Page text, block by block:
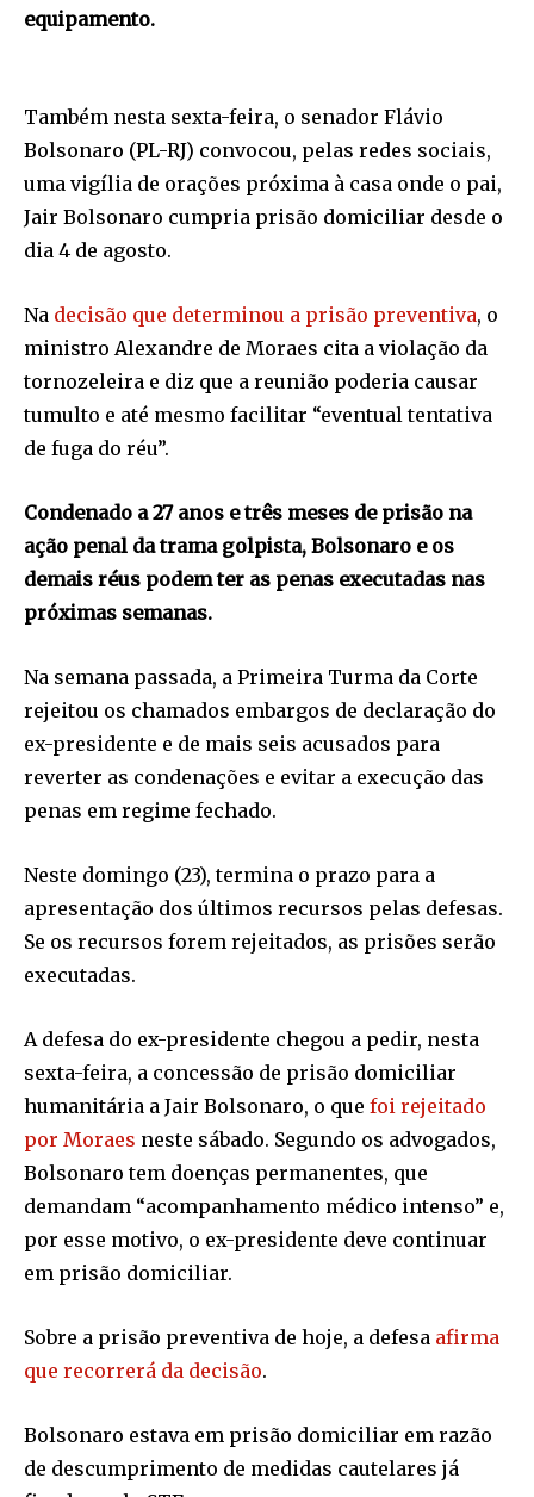
equipamento.
Também nesta sexta-feira, o senador Flávio
Bolsonaro (PL-RJ) convocou, pelas redes sociais,
uma vigília de orações próxima à casa onde o pai,
Jair Bolsonaro cumpria prisão domiciliar desde o
dia 4 de agosto.
Na decisão que determinou a prisão preventiva, o
ministro Alexandre de Moraes cita a violação da
tornozeleira e diz que a reunião poderia causar
tumulto e até mesmo facilitar “eventual tentativa
de fuga do réu”.
Condenado a 27 anos e três meses de prisão na
ação penal da trama golpista, Bolsonaro e os
demais réus podem ter as penas executadas nas
próximas semanas.
Na semana passada, a Primeira Turma da Corte
rejeitou os chamados embargos de declaração do
ex-presidente e de mais seis acusados para
reverter as condenações e evitar a execução das
penas em regime fechado.
Neste domingo (23), termina o prazo para a
apresentação dos últimos recursos pelas defesas.
Se os recursos forem rejeitados, as prisões serão
executadas.
A defesa do ex-presidente chegou a pedir, nesta
sexta-feira, a concessão de prisão domiciliar
humanitária a Jair Bolsonaro, o que foi rejeitado
por Moraes neste sábado. Segundo os advogados,
Bolsonaro tem doenças permanentes, que
demandam “acompanhamento médico intenso” e,
por esse motivo, o ex-presidente deve continuar
em prisão domiciliar.
Sobre a prisão preventiva de hoje, a defesa afirma
que recorrerá da decisão.
Bolsonaro estava em prisão domiciliar em razão
de descumprimento de medidas cautelares já